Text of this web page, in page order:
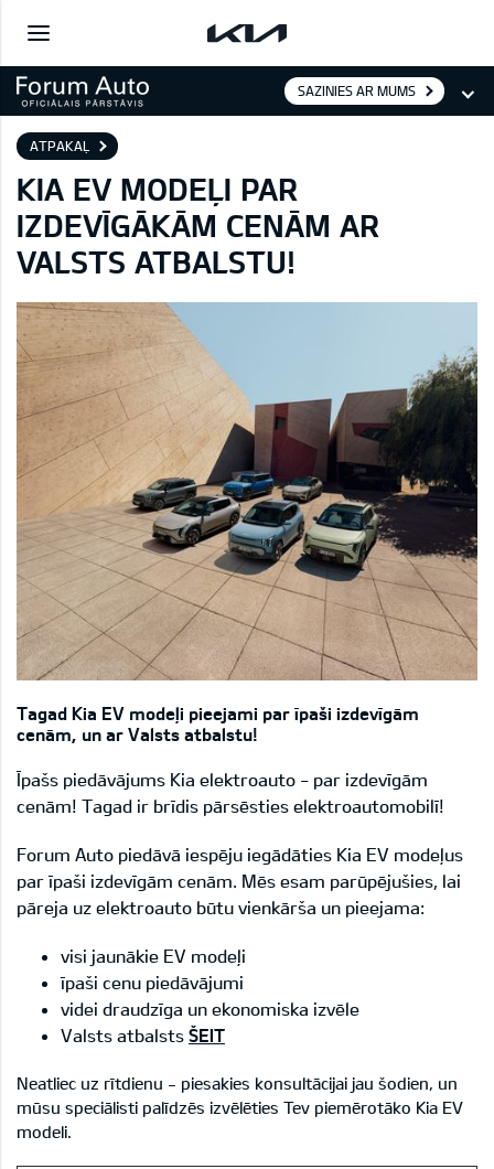
SAZINIES AR MUMS
ATPAKAĻ
KIA EV MODEĻI PAR
IZDEVĪGĀKĀM CENĀM AR
VALSTS ATBALSTU!
Tagad Kia EV modeļi pieejami par īpaši izdevīgām
cenām, un ar Valsts atbalstu!
Īpašs piedāvājums Kia elektroauto - par izdevīgām
cenām! Tagad ir brīdis pārsēsties elektroautomobilī!
Forum Auto piedāvā iespēju iegādāties Kia EV modeļus
par īpaši izdevīgām cenām. Mēs esam parūpējušies, lai
pāreja uz elektroauto būtu vienkārša un pieejama:
visi jaunākie EV modeļi
īpaši cenu piedāvājumi
videi draudzīga un ekonomiska izvēle
Valsts atbalsts ŠEIT
Neatliec uz rītdienu - piesakies konsultācijai jau šodien, un
mūsu speciālisti palīdzēs izvēlēties Tev piemērotāko Kia EV
modeli.